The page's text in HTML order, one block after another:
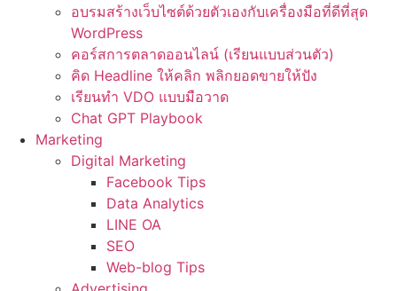
อบรมสร้างเว็บไซต์ด้วยตัวเองกับเครื่องมือที่ดีที่สุด
WordPress
คอร์สการตลาดออนไลน์ (เรียนแบบส่วนตัว)
คิด Headline ให้คลิก พลิกยอดขายให้ปัง
เรียนทำ VDO แบบมือวาด
Chat GPT Playbook
Marketing
Digital Marketing
Facebook Tips
Data Analytics
LINE OA
SEO
Web-blog Tips